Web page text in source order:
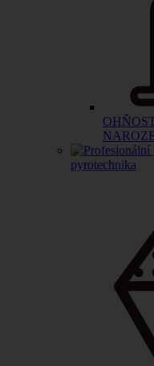
pyrotechnika